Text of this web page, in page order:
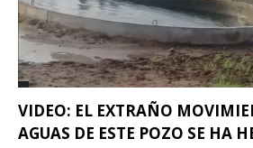
VIDEO: EL EXTRAÑO
AGUAS DE ESTE POZO SE HA